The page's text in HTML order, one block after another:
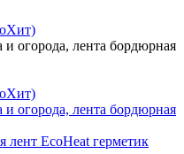
огорода, лента бордюрная
огорода, лента бордюрная
лент EcoHeat герметик